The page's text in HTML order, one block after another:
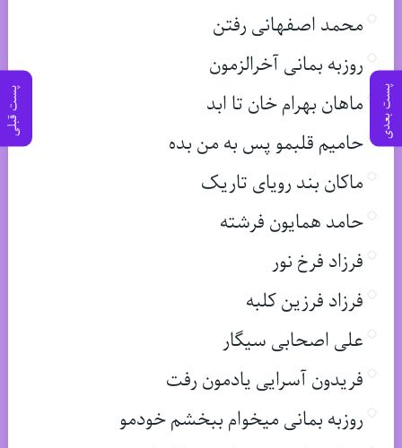
پست بعدی پست قبلی
محمد اصفهانی رفتن
روزبه بمانی آخرالزمون
ماهان بهرام خان تا ابد
حامیم قلبمو پس به من بده
ماکان بند رویای تاریک
حامد همایون فرشته
فرزاد فرخ نور
فرزاد فرزین کلبه
علی اصحابی سیگار
فریدون آسرایی یادمون رفت
روزبه بمانی میخوام ببخشم خودمو